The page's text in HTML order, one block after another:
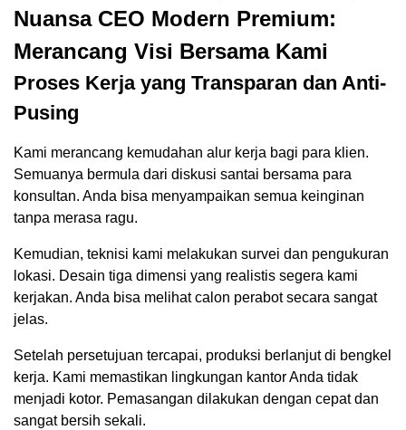
Nuansa CEO Modern Premium:
Merancang Visi Bersama Kami
Proses Kerja yang Transparan dan Anti-
Pusing
Kami merancang kemudahan alur kerja bagi para klien.
Semuanya bermula dari diskusi santai bersama para
konsultan. Anda bisa menyampaikan semua keinginan
tanpa merasa ragu.
Kemudian, teknisi kami melakukan survei dan pengukuran
lokasi. Desain tiga dimensi yang realistis segera kami
kerjakan. Anda bisa melihat calon perabot secara sangat
jelas.
Setelah persetujuan tercapai, produksi berlanjut di bengkel
kerja. Kami memastikan lingkungan kantor Anda tidak
menjadi kotor. Pemasangan dilakukan dengan cepat dan
sangat bersih sekali.